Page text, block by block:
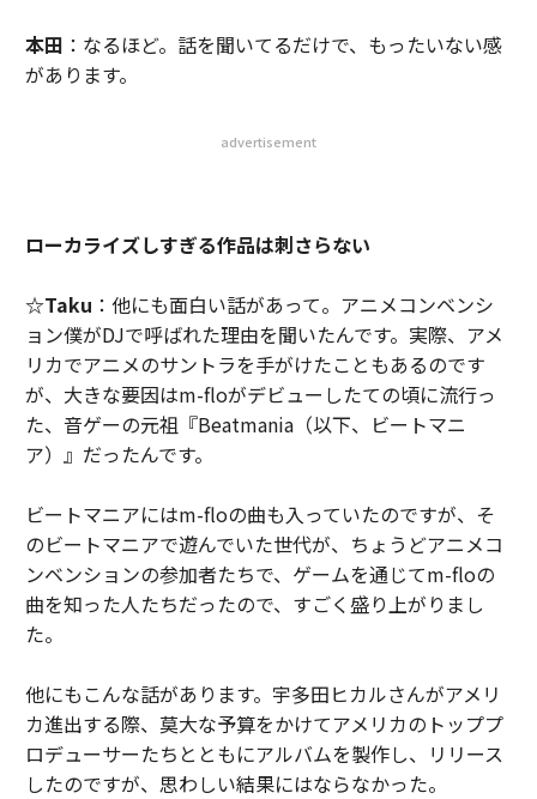
本田 ：なるほど。話を聞いてるだけで、もったいない感
があります。
advertisement
ローカライズしすぎる作品は刺さらない
☆Taku ：他にも面白い話があって。アニメコンベンシ
ョン僕がDJで呼ばれた理由を聞いたんです。実際、アメ
リカでアニメのサントラを手がけたこともあるのです
が、大きな要因はm-floがデビューしたての頃に流行っ
た、音ゲーの元祖『Beatmania（以下、ビートマニ
ア）』だったんです。
ビートマニアにはm-floの曲も入っていたのですが、そ
のビートマニアで遊んでいた世代が、ちょうどアニメコ
ンベンションの参加者たちで、ゲームを通じてm-floの
曲を知った人たちだったので、すごく盛り上がりまし
た。
他にもこんな話があります。宇多田ヒカルさんがアメリ
カ進出する際、莫大な予算をかけてアメリカのトッププ
ロデューサーたちとともにアルバムを製作し、リリース
したのですが、思わしい結果にはならなかった。